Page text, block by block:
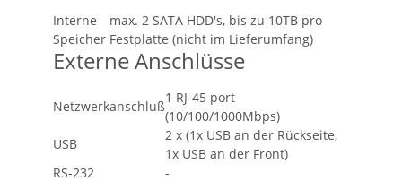
Interne
Speicher
max. 2 SATA HDD's, bis zu 10TB pro
Festplatte (nicht im Lieferumfang)
Externe Anschlüsse
Netzwerkanschluß
1 RJ-45 port
(10/100/1000Mbps)
USB
2 x (1x USB an der Rückseite,
1x USB an der Front)
RS-232
-